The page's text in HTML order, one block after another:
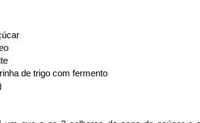
de trigo com fermento